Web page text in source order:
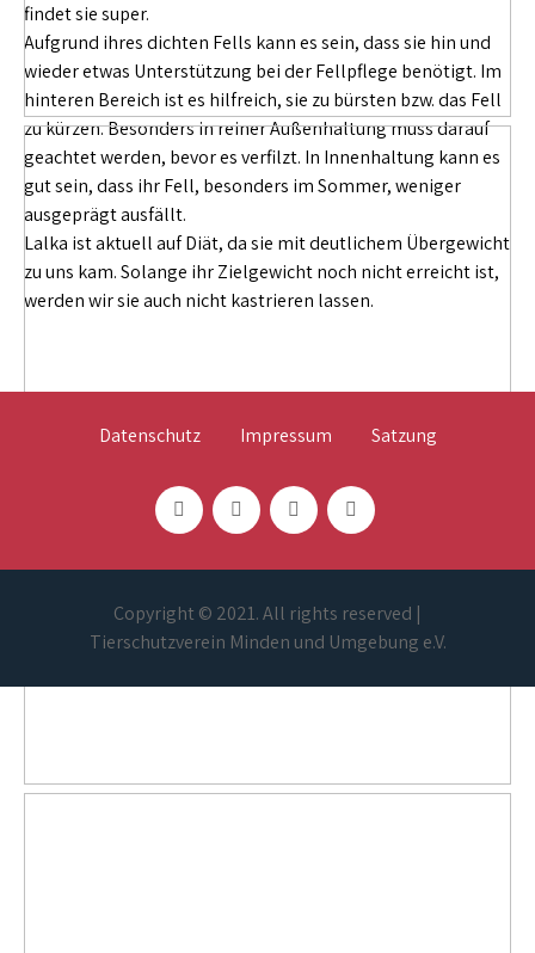
findet sie super.
Aufgrund ihres dichten Fells kann es sein, dass sie hin und
wieder etwas Unterstützung bei der Fellpflege benötigt. Im
hinteren Bereich ist es hilfreich, sie zu bürsten bzw. das Fell
zu kürzen. Besonders in reiner Außenhaltung muss darauf
geachtet werden, bevor es verfilzt. In Innenhaltung kann es
gut sein, dass ihr Fell, besonders im Sommer, weniger
ausgeprägt ausfällt.
Lalka ist aktuell auf Diät, da sie mit deutlichem Übergewicht
zu uns kam. Solange ihr Zielgewicht noch nicht erreicht ist,
werden wir sie auch nicht kastrieren lassen.
Datenschutz Impressum Satzung
Copyright © 2021. All rights reserved |
Tierschutzverein Minden und Umgebung e.V.